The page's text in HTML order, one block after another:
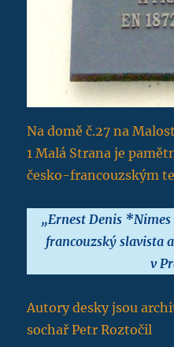
Na domě č.27 na
1 Malá Strana je
česko-francouzským
„Ernest Denis *Nimes
francouzský slavista
v
Autory desky jsou
sochař Petr Roztočil